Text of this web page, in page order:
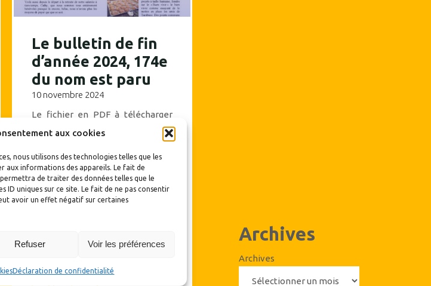
aux cookies
nous utilisons des technologies telles que les
aux informations des appareils. Le fait de
de traiter des données telles que le
ID uniques sur ce site. Le fait de ne pas consentir
avoir un effet négatif sur certaines
Refuser Voir les préférences
Déclaration de confidentialité
Le bulletin de fin
d’année 2024, 174e
du nom est paru
10 novembre 2024
Le fichier en PDF à télécharger
Voici le bulletin de fin d’année
pour 2024. Votre fidélité est
essentielle et nous permet de
planifier nos actions sur
l’année.L’éditorial de ce dernier
bulletin a pour titre « Turbulences
» fait le point sur la situation
les projets que nous menons vous
Archives
Archives